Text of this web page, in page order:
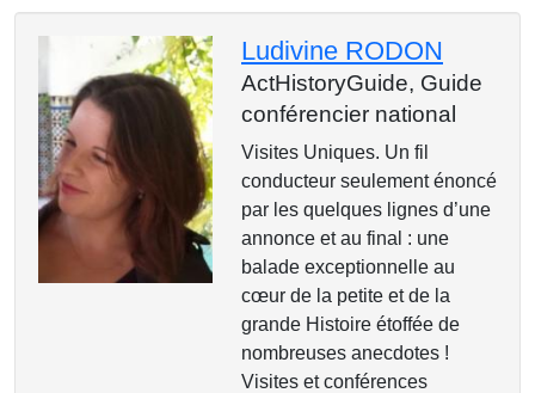
Ludivine RODON
ActHistoryGuide, Guide
conférencier national
Visites Uniques. Un fil
conducteur seulement énoncé
par les quelques lignes d’une
annonce et au final : une
balade exceptionnelle au
cœur de la petite et de la
grande Histoire étoffée de
nombreuses anecdotes !
Visites et conférences